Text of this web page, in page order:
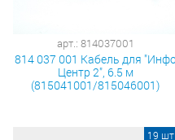
арт.: 814037001
814 037 001 Кабель для
Центр 2", 6.5 м
(815041001/815046001)
19 шт